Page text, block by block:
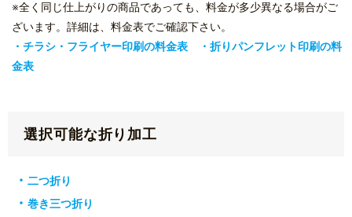
※全く同じ仕上がりの商品であっても、料金が多少異なる場合がご
ざいます。詳細は、料金表でご確認下さい。
・チラシ・フライヤー印刷の料金表
・折りパンフレット印刷の料
金表
選択可能な折り加工
二つ折り
巻き三つ折り